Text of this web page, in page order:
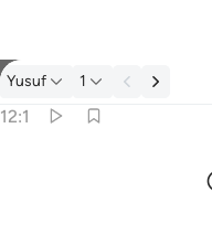
tafsir: Yusuf 12:1
Yusuf 1
12:1
ٱلْكِتَـٰبِ ٱلْمُبِينِ ١